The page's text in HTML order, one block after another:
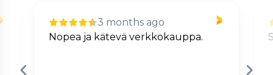
3 months ago
Nopea ja kätevä verkkokauppa.